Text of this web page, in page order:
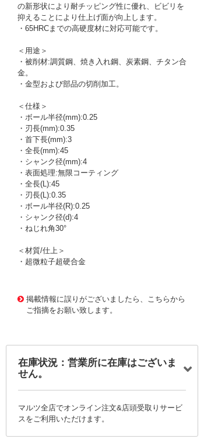
の新形状により耐チッピング性に優れ、ビビリを
抑えることにより仕上げ面が向上します。
・65HRCまでの高硬度材に対応可能です。
＜用途＞
・被削材:調質鋼、焼き入れ鋼、炭素鋼、チタン合
金。
・金型および部品の切削加工。
＜仕様＞
・ボール半径(mm):0.25
・刃長(mm):0.35
・首下長(mm):3
・全長(mm):45
・シャンク径(mm):4
・表面処理:無限コーティング
・全長(L):45
・刃長(L):0.35
・ボール半径(R):0.25
・シャンク径(d):4
・ねじれ角30°
＜材質/仕上＞
・超微粒子超硬合金
掲載情報に誤りがございましたら、こちらから
ご指摘をお願い致します。
在庫状況：営業所に在庫はございま
せん。
マルツ全店でオンライン注文&店頭受取りサービ
スをご利用いただけます。